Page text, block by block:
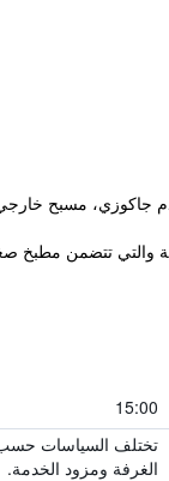
والتي تتضمن مطبخ
15:00
تختلف السياسات
الغرفة ومزود الخدمة.